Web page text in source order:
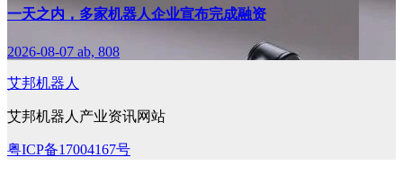
一天之内，多家机器人企业宣布完成融资
2026-08-07 ab, 808
艾邦机器人
艾邦机器人产业资讯网站
粤ICP备17004167号